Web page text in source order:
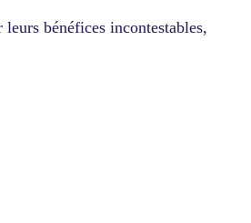
bénéfices incontestables,